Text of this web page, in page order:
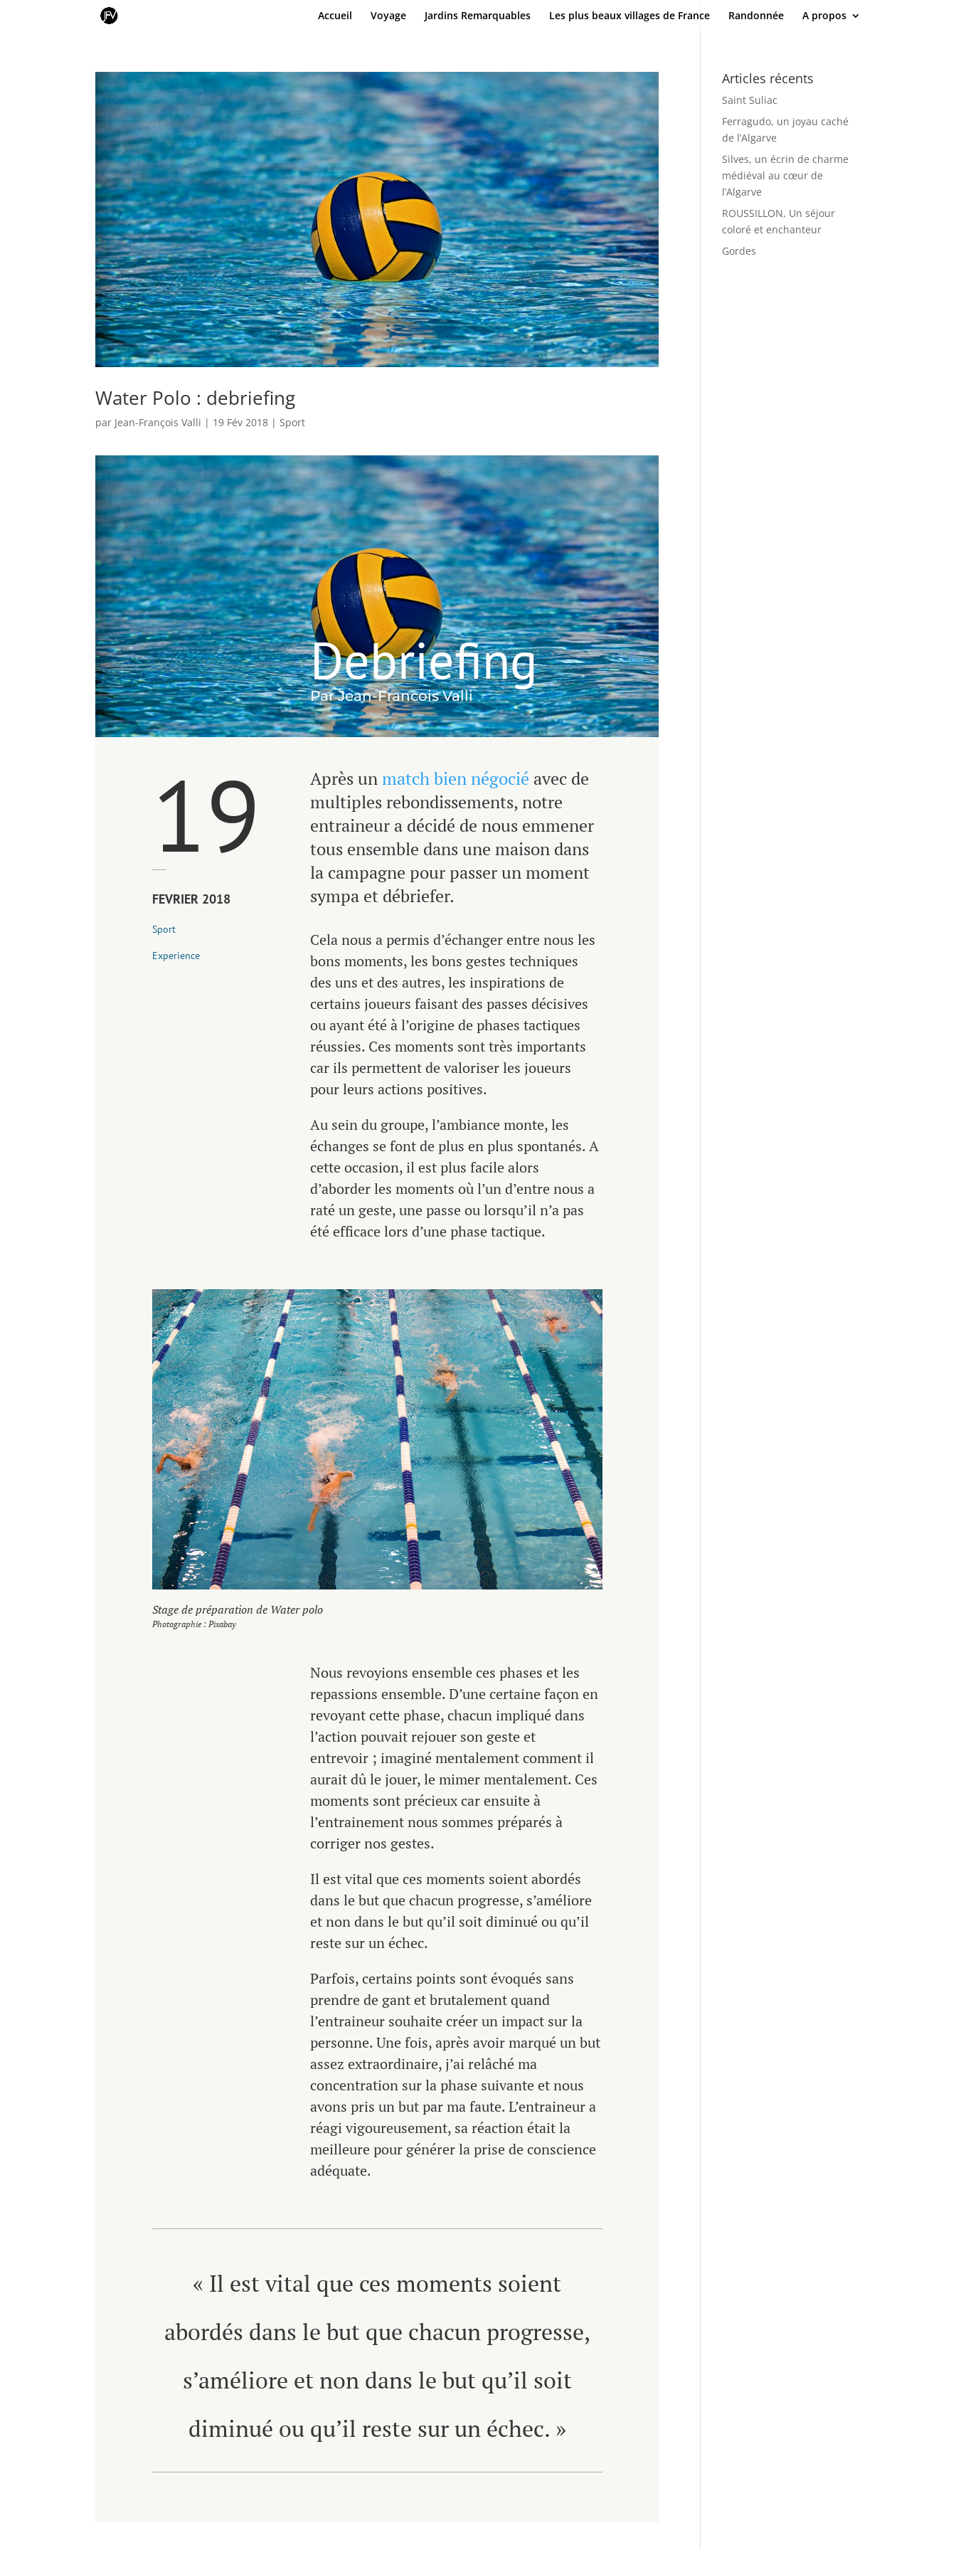
Accueil Voyage Jardins Remarquables Les plus beaux villages de France Randonnée A propos
Water Polo : debriefing
par Jean-François Valli | 19 Fév 2018 |Sport
Debriefing
Par Jean-Francois Valli
19
FEVRIER 2018
Sport
Experience
Après unmatch bien négocié avec de
multiples rebondissements, notre
entraineur a décidé de nous emmener
tous ensemble dans une maison dans
la campagne pour passer un moment
sympa et débriefer.
Cela nous a permis d’échanger entre nous les
bons moments, les bons gestes techniques
des uns et des autres, les inspirations de
certains joueurs faisant des passes décisives
ou ayant été à l’origine de phases tactiques
réussies. Ces moments sont très importants
car ils permettent de valoriser les joueurs
pour leurs actions positives.
Au sein du groupe, l’ambiance monte, les
échanges se font de plus en plus spontanés. A
cette occasion, il est plus facile alors
d’aborder les moments où l’un d’entre nous a
raté un geste, une passe ou lorsqu’il n’a pas
été efficace lors d’une phase tactique.
Stage de préparation de Water polo
Photographie : Pixabay
Nous revoyions ensemble ces phases et les
repassions ensemble. D’une certaine façon en
revoyant cette phase, chacun impliqué dans
l’action pouvait rejouer son geste et
entrevoir ; imaginé mentalement comment il
aurait dû le jouer, le mimer mentalement. Ces
moments sont précieux car ensuite à
l’entrainement nous sommes préparés à
corriger nos gestes.
Il est vital que ces moments soient abordés
dans le but que chacun progresse, s’améliore
et non dans le but qu’il soit diminué ou qu’il
reste sur un échec.
Parfois, certains points sont évoqués sans
prendre de gant et brutalement quand
l’entraineur souhaite créer un impact sur la
personne. Une fois, après avoir marqué un but
assez extraordinaire, j’ai relâché ma
concentration sur la phase suivante et nous
avons pris un but par ma faute. L’entraineur a
réagi vigoureusement, sa réaction était la
meilleure pour générer la prise de conscience
adéquate.
« Il est vital que ces moments soient
abordés dans le but que chacun progresse,
s’améliore et non dans le but qu’il soit
diminué ou qu’il reste sur un échec. »
Articles récents
Saint Suliac
Ferragudo, un joyau caché
de l’Algarve
Silves, un écrin de charme
médiéval au cœur de
l’Algarve
ROUSSILLON, Un séjour
coloré et enchanteur
Gordes